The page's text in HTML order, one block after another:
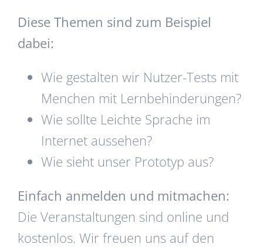
Diese Themen sind zum Beispiel
dabei:
Wie gestalten wir Nutzer-Tests mit
Menchen mit Lernbehinderungen?
Wie sollte Leichte Sprache im
Internet aussehen?
Wie sieht unser Prototyp aus?
Einfach anmelden und mitmachen:
Die Veranstaltungen sind online und
kostenlos. Wir freuen uns auf den